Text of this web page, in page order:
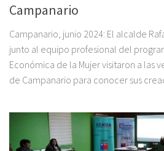
Campanario
Campanario, junio 2024: El alcalde
junto al equipo profesional del
Económica de la Mujer visitaron a las
de Campanario para conocer sus